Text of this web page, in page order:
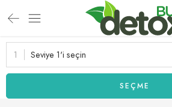
Seviye 1'i seçin
SEÇME